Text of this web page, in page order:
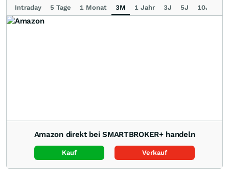
Intraday 5 Tage 1 Monat 3M 1 Jahr 3J 5J 10J
Amazon direkt bei SMARTBROKER+ handeln
Kauf Verkauf